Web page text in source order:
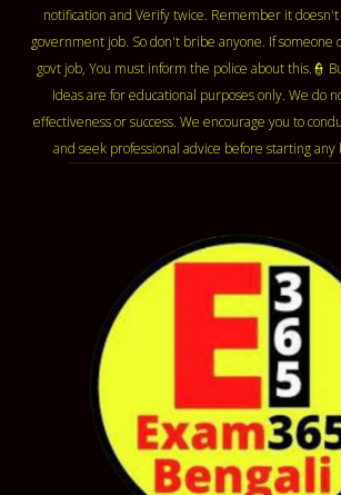
notification and Verify twice. Remember it doesn't
government job. So don't bribe anyone. If someone
govt job, You must inform the police about this.👮
Ideas are for educational purposes only. We do
effectiveness or success. We encourage you to
and seek professional advice before starting